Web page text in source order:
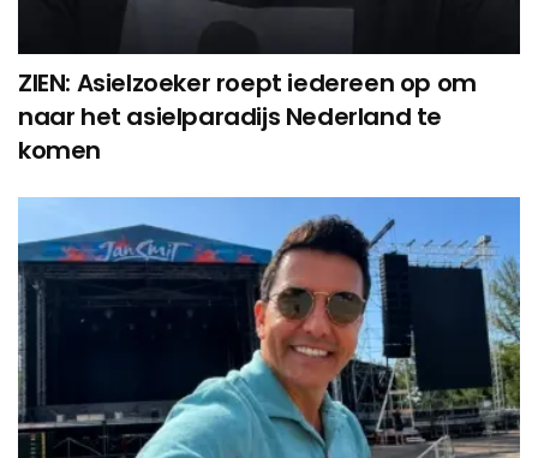
ZIEN: Asielzoeker roept iedereen op om
naar het asielparadijs Nederland te
komen